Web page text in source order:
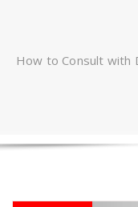
How to Consult with